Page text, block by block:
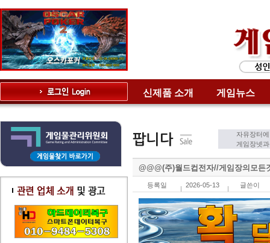
신제품 소개 게임뉴스
자유장터
게임장넷
@@@(주)월드컵전자//게임장의모
등록일 2026-05-13 글쓴이